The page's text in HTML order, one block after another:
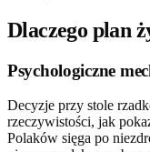
Dlaczego plan
Psychologiczne
Decyzje przy stole
rzeczywistości, jak
Polaków sięga po